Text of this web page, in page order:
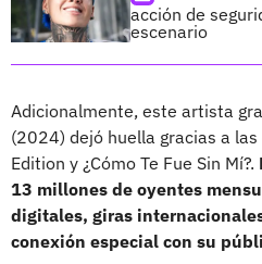
acción de
escenario
Adicionalmente, este artista
(2024) dejó huella gracias a
Edition y ¿Cómo Te Fue Sin Mí?.
13 millones de oyentes
digitales, giras
conexión especial con su